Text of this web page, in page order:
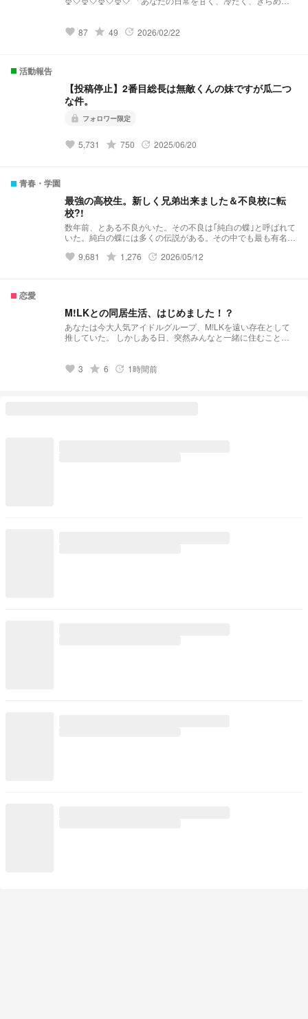
届けるプリチューバ事務所です。 略称:メルステ 事務
favorite 87 grade 49 update 2026/02/22
活動報告
【投稿停止】2番目総長は無敵くんの妹ですが瓜二つ
な件。
lock フォロワー限定
favorite 5,731 grade 750 update 2025/06/20
青春・学園
最強の高校生。新しく兄弟出来ました＆不良校に転
校?!
数年前、とある不良がいた。その不良は｢純白の蝶｣と呼ばれて
いた。純白の蝶には多くの伝説がある。その中でも最も有名な
良グループを1人で潰したという伝説だ。 そんな伝説を持って
子。
favorite 9,681 grade 1,276 update 2026/05/12
恋愛
M!LKとの同居生活、はじめました！？
あなたは今大人気アイドルグループ、M!LKを遠い存在として
推していた。 しかしある日、突然みんなと一緒に住むことに
いします…！
favorite 3 grade 6 update 1時間前